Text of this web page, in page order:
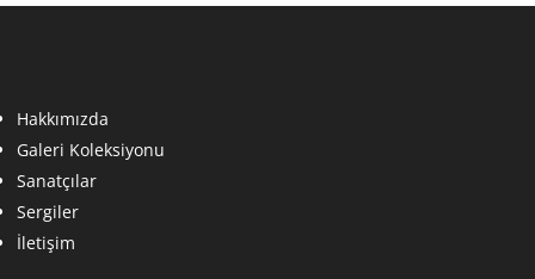
Hakkımızda
Galeri Koleksiyonu
Sanatçılar
Sergiler
İletişim